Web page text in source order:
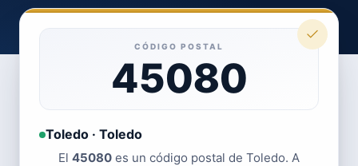
CÓDIGO POSTAL
45080
Toledo · Toledo
El 45080 es un código postal de Toledo. A